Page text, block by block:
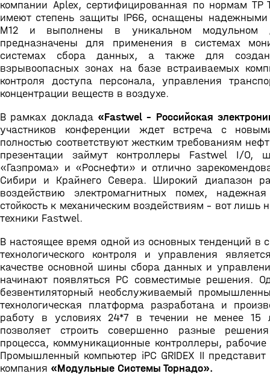
компании Aplex, сертифицированная по нормам
имеют степень защиты IP66, оснащены надежными
M12 и выполнены в уникальном модульном
предназначены для применения в системах
системах сбора данных, а также для
взрывоопасных зонах на базе встраиваемых
контроля доступа персонала, управления
концентрации веществ в воздухе.
В рамках доклада «Fastwel – Российская
участников конференции ждет встреча с
полностью соответствуют жестким требованиям
презентации займут контроллеры Fastwel I/O,
«Газпрома» и «Роснефти» и отлично
Сибири и Крайнего Севера. Широкий диапазон
воздействию электромагнитных помех,
стойкость к механическим воздействиям – вот лишь
техники Fastwel.
В настоящее время одной из основных тенденций в
технологического контроля и управления
качестве основной шины сбора данных и
начинают появляться РС совместимые решения.
безвентиляторный необслуживаемый
технологическая платформа разработана и
работу в условиях 24*7 в течении не менее 15
позволяет строить совершенно разные решения
процесса, коммуникационные контроллеры,
Промышленный компьютер iPC GRIDEX II
компания «Модульные Системы Торнадо».